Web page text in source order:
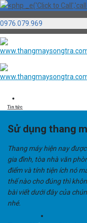
0976.079.969
Skip
to
Tin tức
Sử dụng thang
Thang máy hiện nay
gia đình, tòa nhà văn
điểm và tính tiện ích nó
thế nào cho đúng thì
bài viết dưới đây của
nhé.